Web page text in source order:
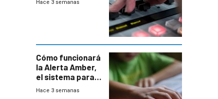
Hace 3 semanas
Cómo funcionará
la Alerta Amber,
el sistema para
la búsqueda
Hace 3 semanas